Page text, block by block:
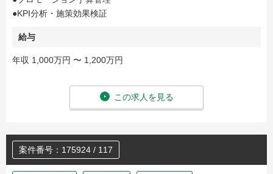
●KPI分析・施策効果検証
給与
年収 1,000万円 〜 1,200万円
この求人を見る
案件番号：175924 / 117